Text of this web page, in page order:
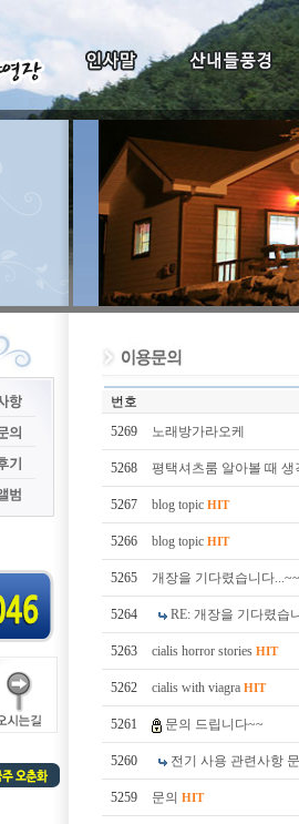
번호
5269
노래방가라오케
5268 평택셔츠룸 알아볼 때
5267 blog topic HIT
5266 blog topic HIT
5265 개장을 기다렸습니다
5264 RE: 개장을 기다렸습
5263 cialis horror stories HIT
5262 cialis with viagra HIT
5261 문의 드립니다~~
5260 전기 사용 관련사항
5259 문의 HIT